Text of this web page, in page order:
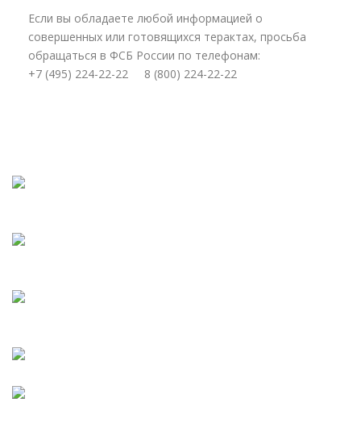
Если вы обладаете любой информацией о
совершенных или готовящихся терактах, просьба
обращаться в ФСБ России по телефонам:
+7 (495) 224-22-22 8 (800) 224-22-22